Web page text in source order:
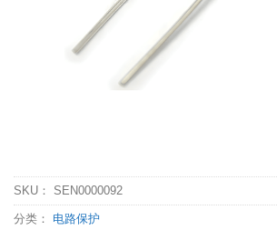
SKU： SEN0000092
分类： 电路保护